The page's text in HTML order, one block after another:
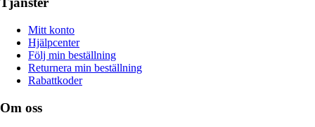
Mitt konto
Hjälpcenter
Följ min beställning
Returnera min beställning
Rabattkoder
Om oss